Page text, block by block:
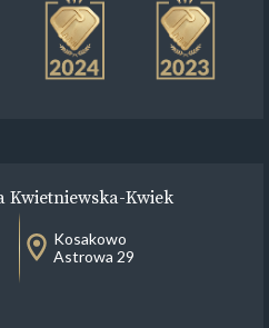
Kwietniewska-Kwiek
Kosakowo
Astrowa 29